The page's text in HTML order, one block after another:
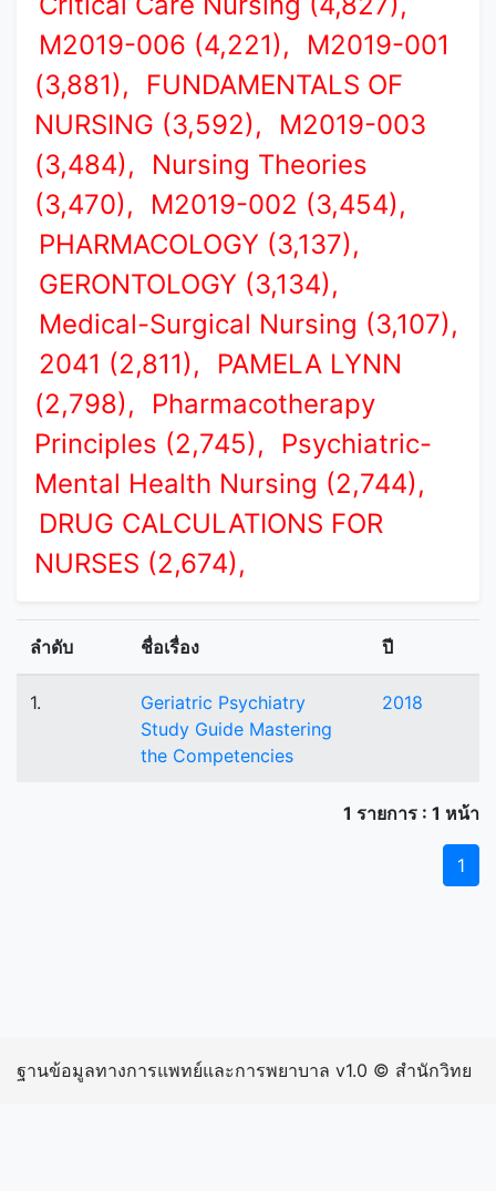
M2019-006 (4,221),
M2019-001
(3,881),
FUNDAMENTALS OF
NURSING (3,592),
M2019-003
(3,484),
Nursing Theories
(3,470),
M2019-002 (3,454),
PHARMACOLOGY (3,137),
GERONTOLOGY (3,134),
Medical-Surgical Nursing (3,107),
2041 (2,811),
PAMELA LYNN
(2,798),
Pharmacotherapy
Principles (2,745),
Psychiatric-
Mental Health Nursing (2,744),
DRUG CALCULATIONS FOR
NURSES (2,674),
ลำดับ ชื่อเรื่อง ปี
1.
Geriatric Psychiatry
Study Guide Mastering
the Competencies
2018
1 รายการ : 1 หน้า
1
ฐานข้อมูลทางการแพทย์และการพยาบาล v1.0 © สำนักวิทย